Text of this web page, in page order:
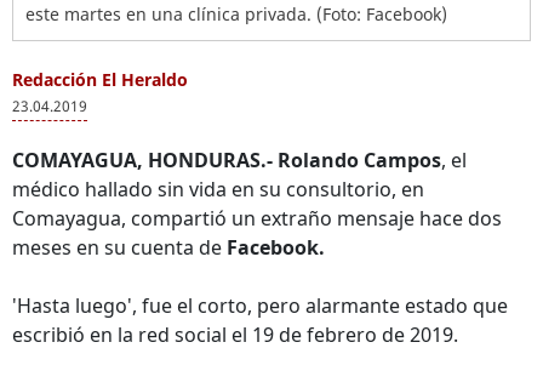
este martes en una clínica privada. (Foto: Facebook)
Redacción El Heraldo
23.04.2019
COMAYAGUA, HONDURAS.- Rolando Campos, el
médico hallado sin vida en su consultorio, en
Comayagua, compartió un extraño mensaje hace dos
meses en su cuenta de Facebook.
'Hasta luego', fue el corto, pero alarmante estado que
escribió en la red social el 19 de febrero de 2019.